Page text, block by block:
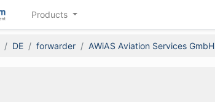
Products
DE forwarder AWiAS Aviation Services GmbH